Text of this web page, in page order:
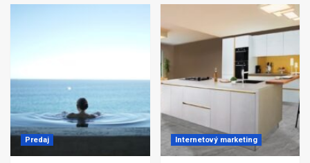
Predaj Internetový marketing